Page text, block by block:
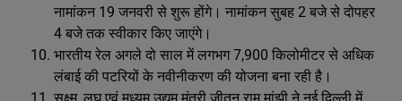
नामांकन 19 जनवरी से शुरू होंगे। नामांकन सुबह 2 बजे से दोपहर
4 बजे तक स्वीकार किए जाएंगे।
भारतीय रेल अगले दो साल में लगभग 7,900 किलोमीटर से अधिक
लंबाई की पटरियों के नवीनीकरण की योजना बना रही है।